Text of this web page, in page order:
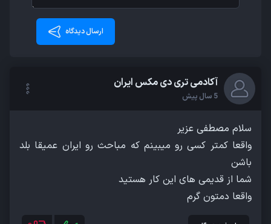
ارسال دیدگاه
آکادمی تری دی مکس ایران
5 سال پیش
واقعا کمتر کسی رو میبینم که مباحث رو ایران عمیقا بلد
واقعا دمتون گرم